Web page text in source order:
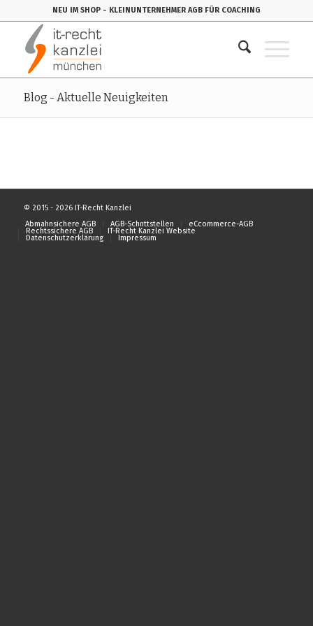
NEU IM SHOP - KLEINUNTERNEHMER AGB FÜR COACHING
Blog - Aktuelle Neuigkeiten
© 2015 - 2026 IT-Recht Kanzlei
Abmahnsichere AGB
AGB-Schnttstellen eCcommerce-AGB
Rechtssichere AGB IT-Recht Kanzlei Website
Datenschutzerklärung Impressum